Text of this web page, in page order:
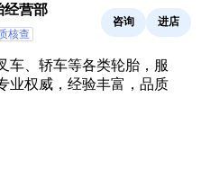
经营部
核查
咨询 进店
车、轿车等各类轮胎，服
业权威，经验丰富，品质